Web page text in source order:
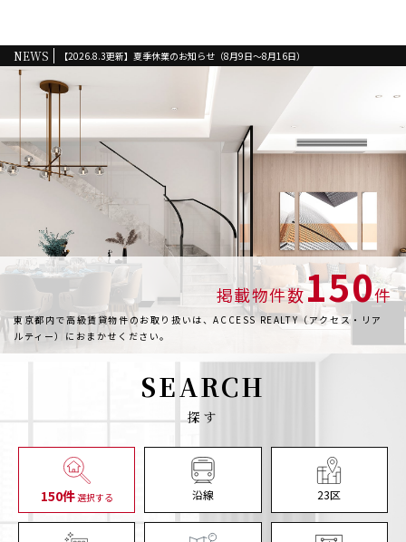
NEWS 【2026.8.3更新】夏季休業のお知らせ（8月9日～8月16日）
掲載物件数150件
東京都内で高級賃貸物件のお取り扱いは、ACCESS REALTY（アクセス・リア
ルティー）におまかせください。
SEARCH
探す
150件選択する 沿線 23区
詳細を見る
×